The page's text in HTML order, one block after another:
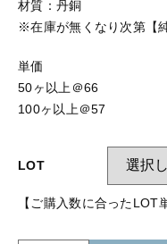
材質：丹銅
※在庫が無くなり次第【
単価
50ヶ以上＠66
100ヶ以上＠57
LOT
【ご購入数に合ったLOT
【留め金具】 丸カ
【留め金具】 指輪
【留め金具】 イヤ
【留め金具】 マス
【留め金具】 ネ
【表
【